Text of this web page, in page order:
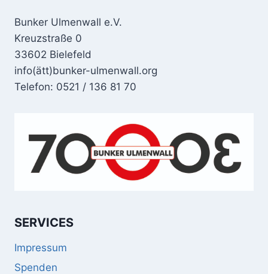
Bunker Ulmenwall e.V.
Kreuzstraße 0
33602 Bielefeld
info(ätt)bunker-ulmenwall.org
Telefon: 0521 / 136 81 70
SERVICES
Impressum
Spenden